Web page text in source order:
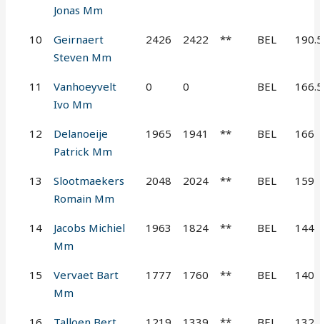
Jonas Mm
10
Geirnaert
Steven Mm
2426 2422 ** BEL
11
Vanhoeyvelt
Ivo Mm
0 0 BEL
12
Delanoeije
Patrick Mm
1965 1941 ** BEL 166
13
Slootmaekers
Romain Mm
2048 2024 ** BEL 159
14
Jacobs Michiel
Mm
1963 1824 ** BEL 144
15
Vervaet Bart
Mm
1777 1760 ** BEL 140